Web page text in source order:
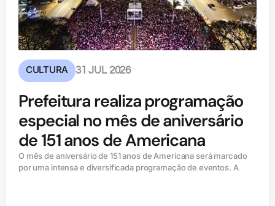
CULTURA 31 JUL 2026
Prefeitura realiza programação
especial no mês de aniversário
de 151 anos de Americana
O mês de aniversário de 151 anos de Americana será marcado
por uma intensa e diversificada programação de eventos. A